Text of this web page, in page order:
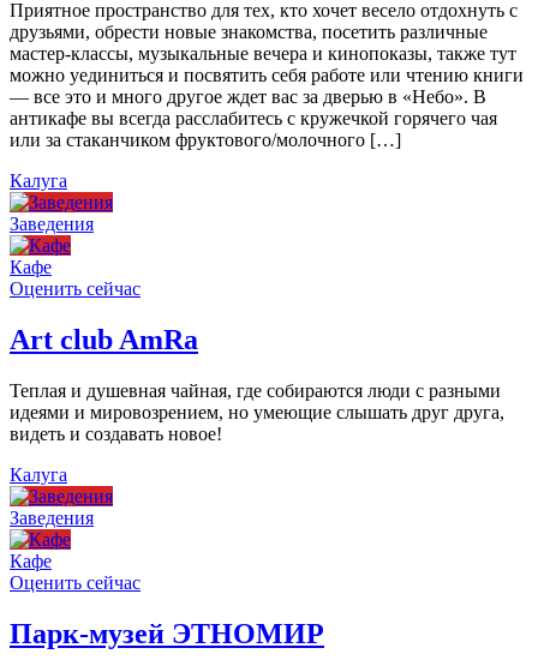
Приятное пространство для тех, кто хочет весело отдохнуть с
друзьями, обрести новые знакомства, посетить различные
мастер-классы, музыкальные вечера и кинопоказы, также тут
можно уединиться и посвятить себя работе или чтению книги
— все это и много другое ждет вас за дверью в «Небо». В
антикафе вы всегда расслабитесь с кружечкой горячего чая
или за стаканчиком фруктового/молочного […]
Калуга
Заведения
Кафе
Оценить сейчас
Art сlub AmRa
Теплая и душевная чайная, где собираются люди с разными
идеями и мировозрением, но умеющие слышать друг друга,
видеть и создавать новое!
Калуга
Заведения
Кафе
Оценить сейчас
Парк-музей ЭТНОМИР